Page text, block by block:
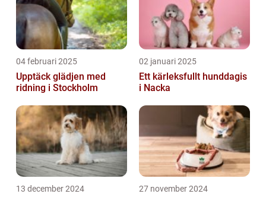
04 februari 2025
Upptäck glädjen med
ridning i Stockholm
02 januari 2025
Ett kärleksfullt hunddagis
i Nacka
13 december 2024 27 november 2024